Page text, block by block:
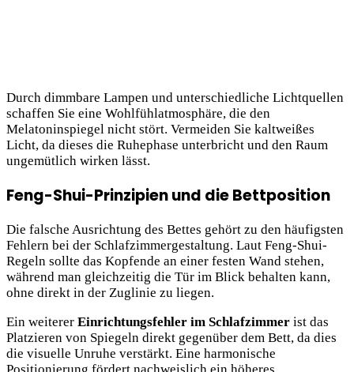
Durch dimmbare Lampen und unterschiedliche Lichtquellen
schaffen Sie eine Wohlfühlatmosphäre, die den
Melatoninspiegel nicht stört. Vermeiden Sie kaltweißes
Licht, da dieses die Ruhephase unterbricht und den Raum
ungemütlich wirken lässt.
Feng-Shui-Prinzipien und die Bettposition
Die falsche Ausrichtung des Bettes gehört zu den häufigsten
Fehlern bei der Schlafzimmergestaltung. Laut Feng-Shui-
Regeln sollte das Kopfende an einer festen Wand stehen,
während man gleichzeitig die Tür im Blick behalten kann,
ohne direkt in der Zuglinie zu liegen.
Ein weiterer Einrichtungsfehler im Schlafzimmer ist das
Platzieren von Spiegeln direkt gegenüber dem Bett, da dies
die visuelle Unruhe verstärkt. Eine harmonische